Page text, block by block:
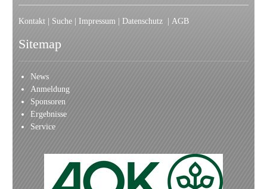
Kontakt | Suche | Impressum | Datenschutz | AGB
Sitemap
News
Anmeldung
Sponsoren
Ergebnisse
Service